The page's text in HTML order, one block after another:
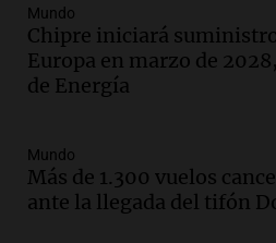
Audio.El abuelo de
las nuevas
todos tenían algo que
Audio.
Una
del desayuno ideal:
conviene priorizar
Mundo
Chipre iniciará
Europa en marzo de
de Energía
Mundo
Más de 1.300 vuelos
ante la llegada del tifón